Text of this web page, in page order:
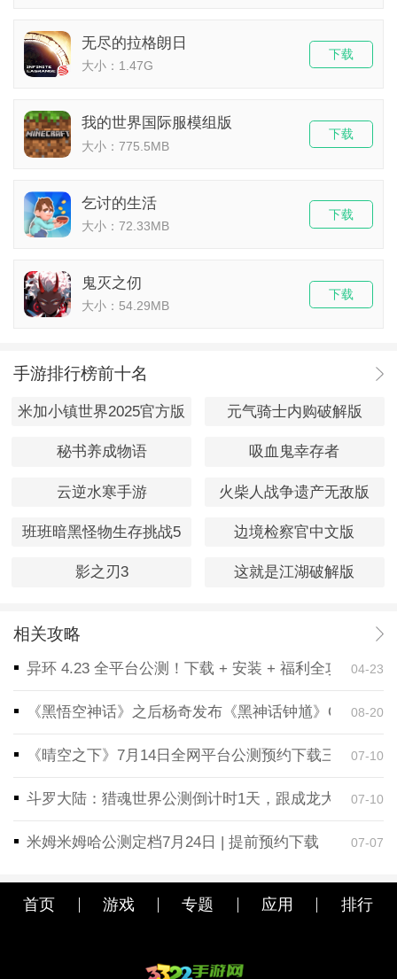
无尽的拉格朗日
大小：1.47G
下载
我的世界国际服模组版
大小：775.5MB
下载
乞讨的生活
大小：72.33MB
下载
鬼灭之仞
大小：54.29MB
下载
手游排行榜前十名
米加小镇世界2025官方版 元气骑士内购破解版
秘书养成物语 吸血鬼幸存者
云逆水寒手游 火柴人战争遗产无敌版
班班暗黑怪物生存挑战5 边境检察官中文版
影之刃3 这就是江湖破解版
相关攻略
异环 4.23 全平台公测！下载 + 安装 + 福利全攻略，一
04-23
《黑悟空神话》之后杨奇发布《黑神话钟馗》CG！预
08-20
《晴空之下》7月14日全网平台公测预约下载三端同步
07-10
斗罗大陆：猎魂世界公测倒计时1天，跟成龙大哥一起
07-10
米姆米姆哈公测定档7月24日 | 提前预约下载 07-07
首页 游戏 专题 应用 排行